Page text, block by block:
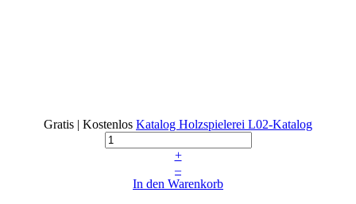
Gratis | Kostenlos Katalog Holzspielerei L02-Katalog
+
–
In den Warenkorb